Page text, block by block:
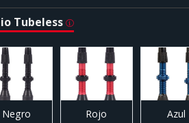
Tubeless
Negro Rojo Azul